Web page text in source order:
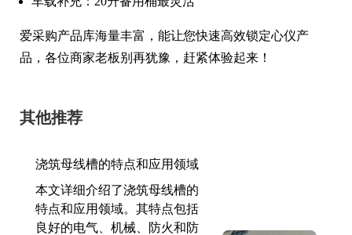
爱采购产品库海量丰富，能让您快速高效锁定心仪产
品，各位商家老板别再犹豫，赶紧体验起来！
其他推荐
浇筑母线槽的特点和应用领域
本文详细介绍了浇筑母线槽的
特点和应用领域。其特点包括
良好的电气、机械、防火和防